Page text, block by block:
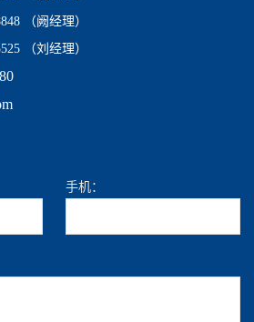
（阙经理）
（刘经理）
手机：